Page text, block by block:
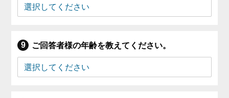
ご回答者様の年齢を教えてください。